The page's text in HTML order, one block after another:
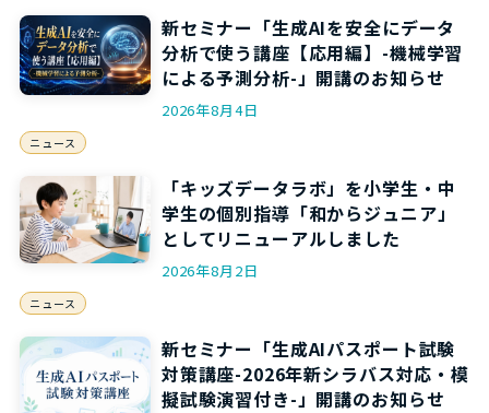
新セミナー「生成AIを安全にデータ
分析で使う講座【応用編】-機械学習
による予測分析-」開講のお知らせ
2026年8月4日
ニュース
「キッズデータラボ」を小学生・中
学生の個別指導「和からジュニア」
としてリニューアルしました
2026年8月2日
ニュース
新セミナー「生成AIパスポート試験
対策講座-2026年新シラバス対応・模
擬試験演習付き-」開講のお知らせ